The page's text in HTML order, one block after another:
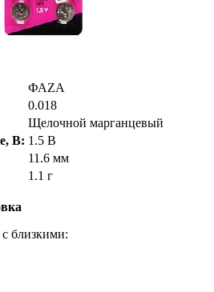
ФАZА
0.018
Щелочной марганцевый
В: 1.5 В
11.6 мм
1.1 г
близкими: